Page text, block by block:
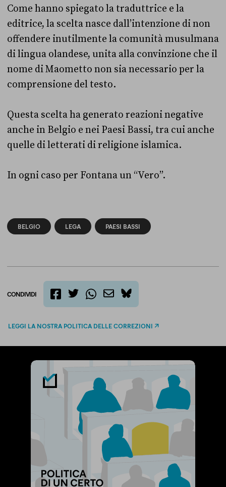
Come hanno spiegato la traduttrice e la
editrice, la scelta nasce dall’intenzione di non
offendere inutilmente la comunità musulmana
di lingua olandese, unita alla convinzione che il
nome di Maometto non sia necessario per la
comprensione del testo.
Questa scelta ha generato reazioni negative
anche in Belgio e nei Paesi Bassi, tra cui anche
quelle di letterati di religione islamica.
In ogni caso per Fontana un “Vero”.
BELGIO LEGA PAESI BASSI
CONDIVIDI
bluesky
LEGGI LA NOSTRA POLITICA DELLE CORREZIONI